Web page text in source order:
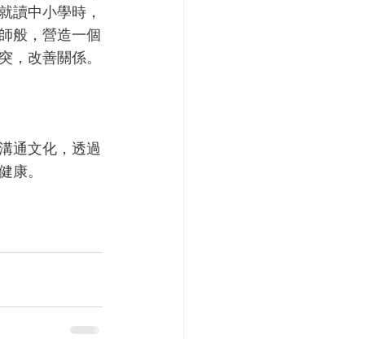
讀中小學時，
般，營造一個
改善關係。
通文化，透過
康。